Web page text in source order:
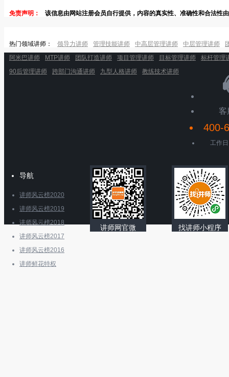
免责声明： 该信息由网站注册会员自行提供，内容的真实性、准确性和合法性
热门领域讲师： 领导力讲师 管理技能讲师 中高层管理讲师 中层管理讲师
阿米巴讲师
MTP讲师 团队打造讲师 项目管理讲师 目标管理讲师
标杆管理
90后管理讲师
跨部门沟通讲师 九型人格讲师 教练技术讲师
客
400-
工作
导航
讲师风云榜2020
讲师风云榜2019
讲师风云榜2018
讲师风云榜2017
讲师风云榜2016
讲师鲜花特权
讲师网官微 找讲师小程序